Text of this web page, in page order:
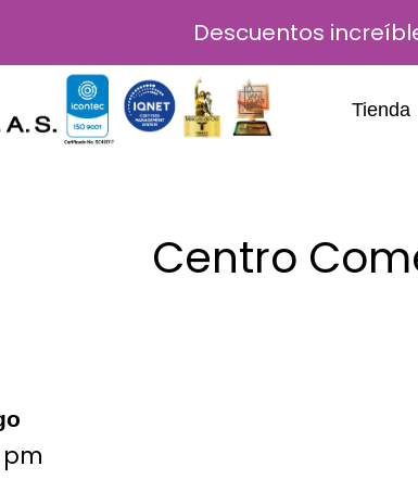
Descuentos
Tienda
Centro
pm